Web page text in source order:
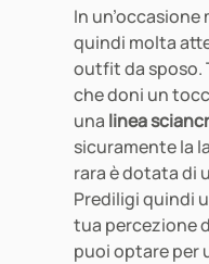
In
quindi molta
outfit da sposo.
che doni un
una linea
sicuramente la
rara è dotata di
Prediligi quindi
tua percezione
puoi optare per